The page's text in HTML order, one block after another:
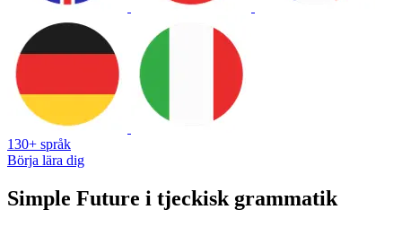
130+ språk
Börja lära dig
Simple Future i tjeckisk grammatik